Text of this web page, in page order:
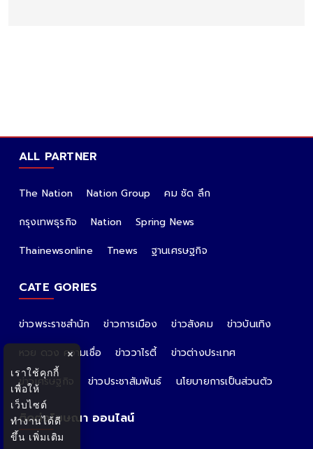
ALL PARTNER
The Nation Nation Group
คม ชัด ลึก
กรุงเทพธุรกิจ
Nation
Spring News
Thainewsonline
Tnews ฐานเศรษฐกิจ
CATE GORIES
ข่าวพระราชสำนัก ข่าวการเมือง ข่าวสังคม
ข่าวบันเทิง
หวย ดวง ความเชื่อ
ข่าววาไรตี้
ข่าวต่างประเทศ
ข่าวเศรษฐกิจ
ข่าวประชาสัมพันธ์ นโยบายการเป็นส่วนตัว
ติดต่อโฆษณา ออนไลน์
×
เราใช้คุกกี้
เพื่อให้
เว็บไซต์
ทำงานได้ดี
ขึ้น เพิ่มเติม